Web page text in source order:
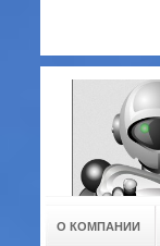
О КОМПАНИИ